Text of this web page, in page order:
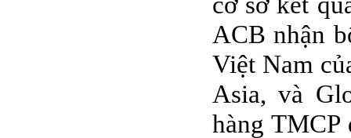
ACB nhận
Việt Nam
Asia, và
hàng